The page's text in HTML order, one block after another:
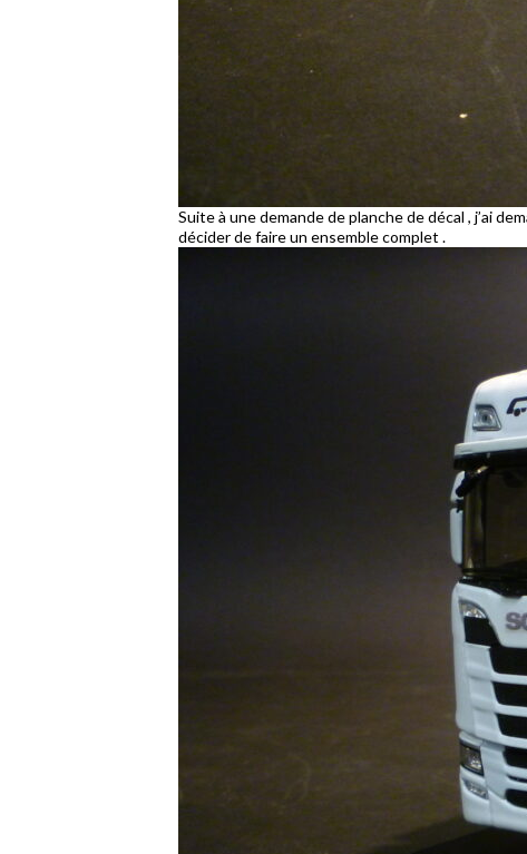
Suite à une demande de planche de décal , j’ai
décider de faire un ensemble complet .